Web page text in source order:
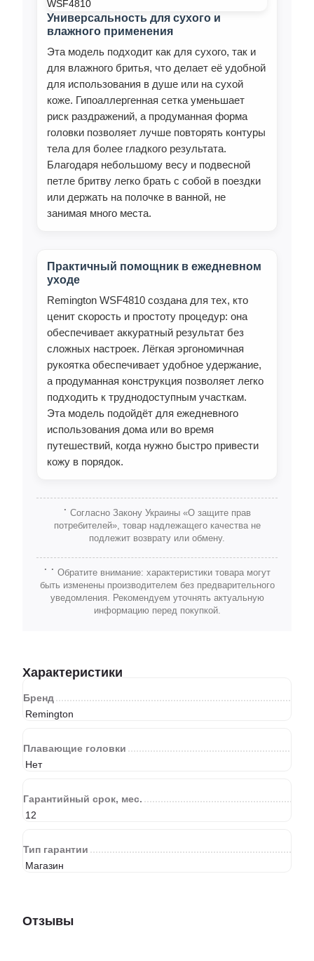
Универсальность для сухого и
влажного применения
Эта модель подходит как для сухого, так и
для влажного бритья, что делает её удобной
для использования в душе или на сухой
коже. Гипоаллергенная сетка уменьшает
риск раздражений, а продуманная форма
головки позволяет лучше повторять контуры
тела для более гладкого результата.
Благодаря небольшому весу и подвесной
петле бритву легко брать с собой в поездки
или держать на полочке в ванной, не
занимая много места.
Практичный помощник в ежедневном
уходе
Remington WSF4810 создана для тех, кто
ценит скорость и простоту процедур: она
обеспечивает аккуратный результат без
сложных настроек. Лёгкая эргономичная
рукоятка обеспечивает удобное удержание,
а продуманная конструкция позволяет легко
подходить к труднодоступным участкам.
Эта модель подойдёт для ежедневного
использования дома или во время
путешествий, когда нужно быстро привести
кожу в порядок.
⠁Согласно Закону Украины «О защите прав
потребителей», товар надлежащего качества не
подлежит возврату или обмену.
⠁⠁Обратите внимание: характеристики товара могут
быть изменены производителем без предварительного
уведомления. Рекомендуем уточнять актуальную
информацию перед покупкой.
Характеристики
Бренд
Remington
Плавающие головки
Нет
Гарантийный срок, мес.
12
Тип гарантии
Магазин
Отзывы